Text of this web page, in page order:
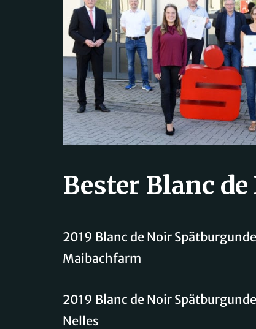
Bester Blanc
2019 Blanc de Noir
Maibachfarm
2019 Blanc de Noir
Nelles